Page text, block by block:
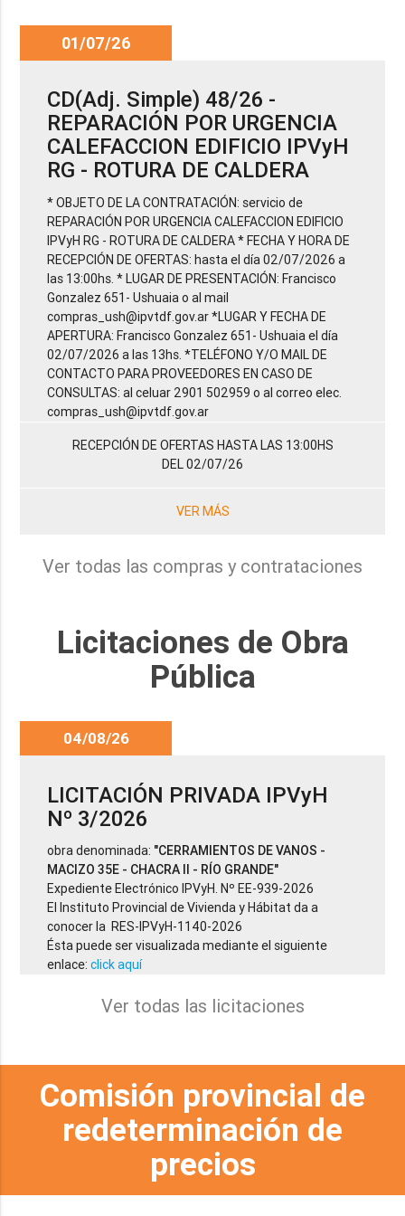
01/07/26
CD(Adj. Simple) 48/26 -
REPARACIÓN POR URGENCIA
CALEFACCION EDIFICIO IPVyH
RG - ROTURA DE CALDERA
* OBJETO DE LA CONTRATACIÓN: servicio de
REPARACIÓN POR URGENCIA CALEFACCION EDIFICIO
IPVyH RG - ROTURA DE CALDERA * FECHA Y HORA DE
RECEPCIÓN DE OFERTAS: hasta el día 02/07/2026 a
las 13:00hs. * LUGAR DE PRESENTACIÓN: Francisco
Gonzalez 651- Ushuaia o al mail
compras_ush@ipvtdf.gov.ar *LUGAR Y FECHA DE
APERTURA: Francisco Gonzalez 651- Ushuaia el día
02/07/2026 a las 13hs. *TELÉFONO Y/O MAIL DE
CONTACTO PARA PROVEEDORES EN CASO DE
CONSULTAS: al celuar 2901 502959 o al correo elec.
compras_ush@ipvtdf.gov.ar
RECEPCIÓN DE OFERTAS HASTA LAS 13:00HS
DEL 02/07/26
VER MÁS
Ver todas las compras y contrataciones
Licitaciones de Obra
Pública
04/08/26
LICITACIÓN PRIVADA IPVyH
Nº 3/2026
obra denominada: "CERRAMIENTOS DE VANOS -
MACIZO 35E - CHACRA II - RÍO GRANDE"
Expediente Electrónico IPVyH. Nº EE-939-2026
El Instituto Provincial de Vivienda y Hábitat da a
conocer la RES-IPVyH-1140-2026
Ésta puede ser visualizada mediante el siguiente
enlace:click aquí
Ver todas las licitaciones
Comisión provincial de
redeterminación de
precios